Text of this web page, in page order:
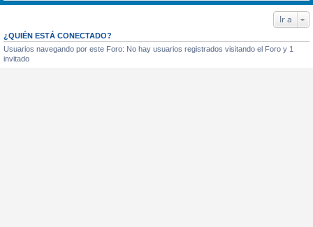
Ir a
¿QUIÉN ESTÁ CONECTADO?
Usuarios navegando por este Foro: No hay usuarios registrados visitando el Foro y 1
invitado